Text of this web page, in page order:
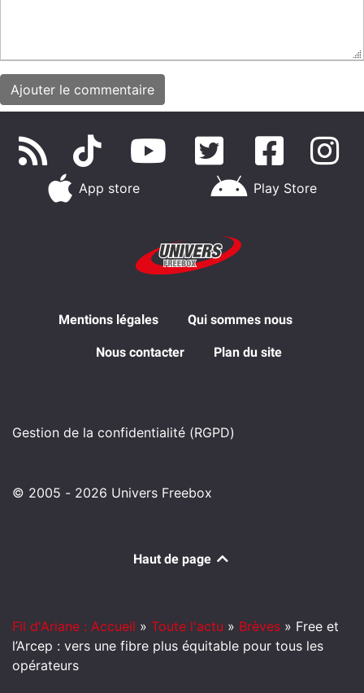
App store Play Store
Mentions légales Qui sommes nous
Nous contacter Plan du site
Gestion de la confidentialité (RGPD)
© 2005 - 2026 Univers Freebox
Haut de page
Fil d'Ariane : Accueil » Toute l'actu » Brèves » Free et
l’Arcep : vers une fibre plus équitable pour tous les
opérateurs